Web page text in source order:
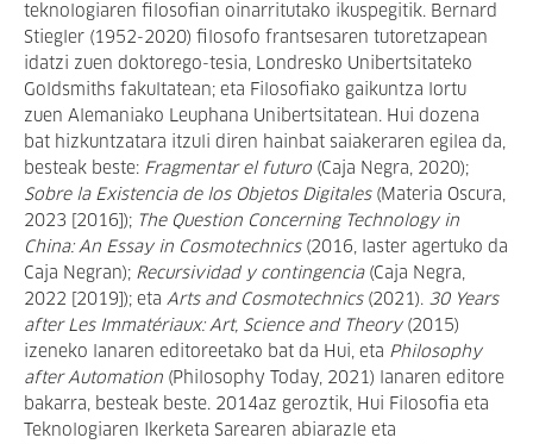
teknologiaren filosofian oinarritutako ikuspegitik. Bernard
Stiegler (1952-2020) filosofo frantsesaren tutoretzapean
idatzi zuen doktorego-tesia, Londresko Unibertsitateko
Goldsmiths fakultatean; eta Filosofiako gaikuntza lortu
zuen Alemaniako Leuphana Unibertsitatean. Hui dozena
bat hizkuntzatara itzuli diren hainbat saiakeraren egilea da,
besteak beste: Fragmentar el futuro (Caja Negra, 2020);
Sobre la Existencia de los Objetos Digitales(Materia Oscura,
2023 [2016]); The Question Concerning Technology in
China: An Essay in Cosmotechnics(2016, laster agertuko da
Caja Negran); Recursividad y contingencia(Caja Negra,
2022 [2019]); eta Arts and Cosmotechnics (2021). 30 Years
after Les Immatériaux: Art, Science and Theory (2015)
izeneko lanaren editoreetako bat da Hui, eta Philosophy
after Automation (Philosophy Today, 2021) lanaren editore
bakarra, besteak beste. 2014az geroztik, Hui Filosofia eta
Teknologiaren Ikerketa Sarearen abiarazle eta